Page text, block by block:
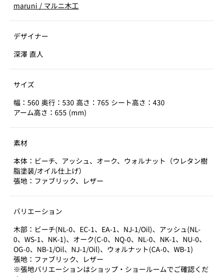
maruni / マルニ木工
デザイナー
深澤 直人
サイズ
幅：560 奥行：530 高さ：765 シート高さ：430
アーム高さ：655 (mm)
素材
本体：ビーチ、アッシュ、オーク、ウォルナット（ウレタン樹
脂塗装/オイル仕上げ）
張地：ファブリック、レザー
バリエーション
木部：ビーチ(NL-0、EC-1、EA-1、NJ-1/Oil)、アッシュ(NL-
0、WS-1、NK-1)、オーク(C-0、NQ-0、NL-0、NK-1、NU-0、
OG-0、NB-1/Oil、NJ-1/Oil)、ウォルナット(CA-0、WB-1)
張地：ファブリック、レザー
※張地バリエーションはショップ・ショールームでご確認くだ